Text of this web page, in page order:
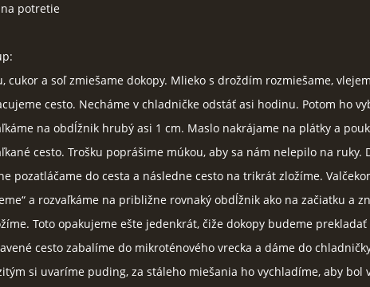
potretie
cukor a soľ zmiešame dokopy. Mlieko s droždím rozmiešame,
cesto. Necháme v chladničke odstáť asi hodinu. Potom ho
na obdĺžnik hrubý asi 1 cm. Maslo nakrájame na plátky a
cesto. Trošku poprášime múkou, aby sa nám nelepilo na ruky.
pozatláčame do cesta a následne cesto na trikrát zložíme.
a rozvaľkáme na približne rovnaký obdĺžnik ako na začiatku a
Toto opakujeme ešte jedenkrát, čiže dokopy budeme
cesto zabalíme do mikroténového vrecka a dáme do
si uvaríme puding, za stáleho miešania ho vychladíme, aby bol